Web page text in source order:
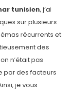
tunisien, j’ai
sur plusieurs
récurrents et
des
n’était pas
par des facteurs
je vous